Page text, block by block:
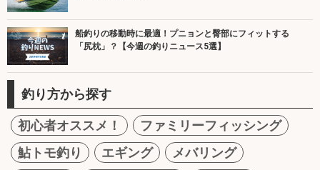
船釣りの移動時に最適！プニョンと臀部にフィットする
「尻枕」？【今週の釣りニュース5選】
釣り方から探す
初心者オススメ！
ファミリーフィッシング
鮎トモ釣り
エギング
メバリング